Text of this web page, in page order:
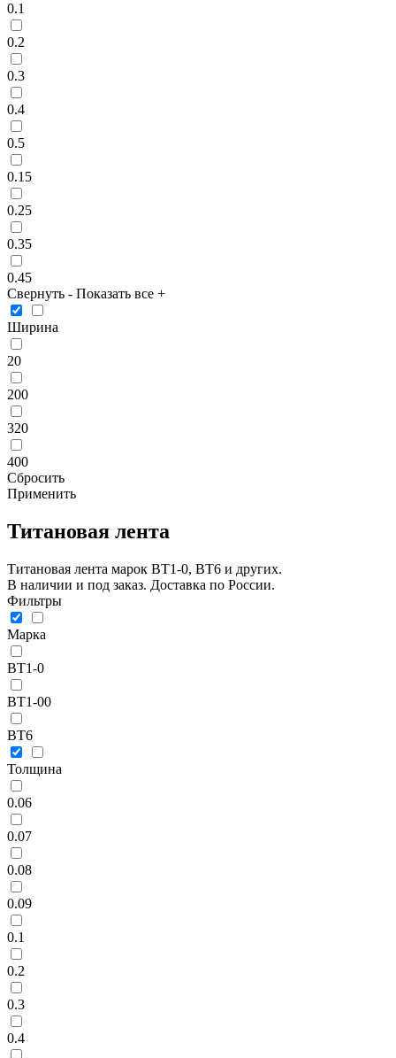
0.1
0.2
0.3
0.4
0.5
0.15
0.25
0.35
0.45
Свернуть - Показать все +
Ширина
20
200
320
400
Сбросить
Применить
Титановая лента
Титановая лента марок ВТ1-0, ВТ6 и других.
В наличии и под заказ. Доставка по России.
Фильтры
Марка
ВТ1-0
ВТ1-00
ВТ6
Толщина
0.06
0.07
0.08
0.09
0.1
0.2
0.3
0.4